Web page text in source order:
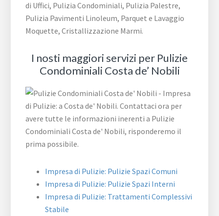
di Uffici, Pulizia Condominiali, Pulizia Palestre,
Pulizia Pavimenti Linoleum, Parquet e Lavaggio
Moquette, Cristallizzazione Marmi.
I nosti maggiori servizi per Pulizie
Condominiali Costa de’ Nobili
Impresa di Pulizie: Pulizie Spazi Comuni
Impresa di Pulizie: Pulizie Spazi Interni
Impresa di Pulizie: Trattamenti Complessivi
Stabile